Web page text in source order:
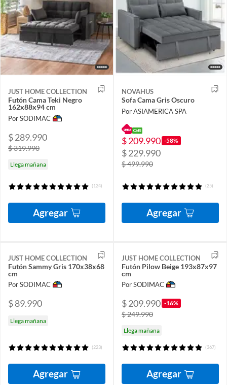
JUST HOME COLLECTION
Futón Cama Teki Negro
162x88x94 cm
Por SODIMAC
$ 289.990
$ 319.990
Llega mañana
(124)
Agregar
NOVAHUS
Sofa Cama Gris Oscuro
Por ASIAMERICA SPA
$ 209.990 -58%
$ 229.990
$ 499.990
(25)
Agregar
JUST HOME COLLECTION
Futón Sammy Gris 170x38x68
cm
Por SODIMAC
$ 89.990
Llega mañana
(223)
Agregar
JUST HOME COLLECTION
Futón Pilow Beige 193x87x97
cm
Por SODIMAC
$ 209.990 -16%
$ 249.990
Llega mañana
(367)
Agregar